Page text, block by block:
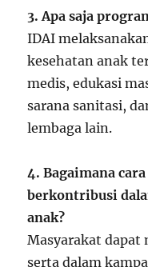
3. Apa saja
IDAI
kesehatan anak
medis, edukasi
sarana sanitasi,
lembaga lain.
4. Bagaimana
berkontribusi
anak?
Masyarakat
serta dalam